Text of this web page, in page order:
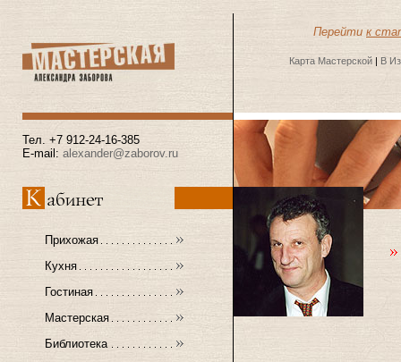
Перейти к
Карта Мастерской | В
Тел. +7 912-24-16-385
E-mail: alexander@zaborov.ru
Прихожая
Кухня
Гостиная
Мастерская
Библиотека